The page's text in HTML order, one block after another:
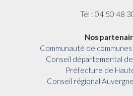
Tél : 04 50 48
Nos
Communauté de
Conseil départemental
Préfecture de
Conseil régional